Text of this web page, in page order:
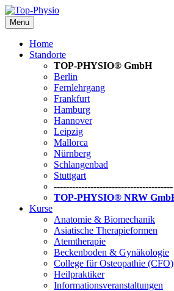
Menu
Home
Standorte
TOP-PHYSIO® GmbH
Berlin
Fernlehrgang
Frankfurt
Hamburg
Hannover
Leipzig
Mallorca
Nürnberg
Schlangenbad
Stuttgart
---------------------------------------
TOP-PHYSIO® NRW
Kurse
Anatomie & Biomechanik
Asiatische Therapieformen
Atemtherapie
Beckenboden & Gynäkologie
College für Osteopathie (CFO)
Heilpraktiker
Informationsveranstaltungen